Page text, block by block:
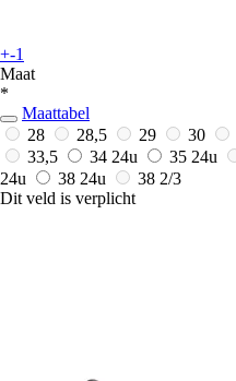
+-1
Maat
*
Maattabel
28
28,5 29 30
33,5
34 24u 35 24u
24u
38 24u
38 2/3
Dit veld is verplicht